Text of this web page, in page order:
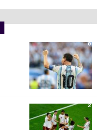
0
2